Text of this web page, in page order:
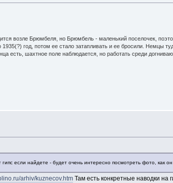
возле Брюмбеля, но Брюмбель - маленький поселочек,
год, потом ее стало затапливать и ее бросили. Немцы
есть, шахтное поле наблюдается, но работать среди
если найдете - будет очень интересно посмотреть фото, как
arhiv/kuznecov.htmТам есть конкретные наводки на